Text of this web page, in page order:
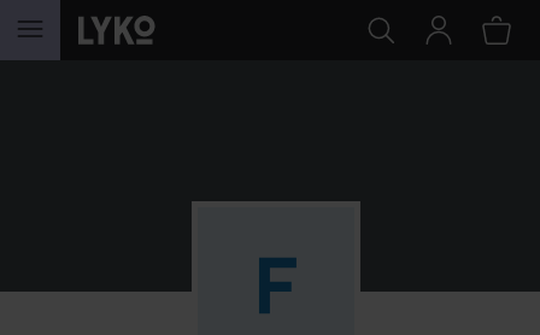
HOPPA TILL INNEHÅLLET